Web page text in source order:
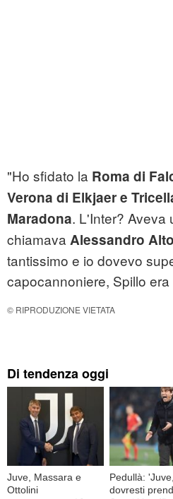
"Ho sfidato la Roma di
Verona di Elkjaer e
Maradona. L'Inter? Aveva
chiamava Alessandro
tantissimo e io dovevo
capocannoniere, Spillo
© RIPRODUZIONE VIETATA
Di tendenza oggi
Juve, Massara e
Ottolini
Pedullà:
dovresti